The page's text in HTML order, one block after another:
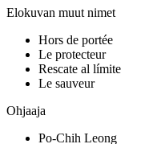
Elokuvan muut nimet
Hors de portée
Le protecteur
Rescate al límite
Le sauveur
Ohjaaja
Po-Chih Leong